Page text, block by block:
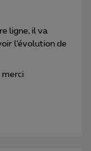
ligne, il va
l’évolution de
merci